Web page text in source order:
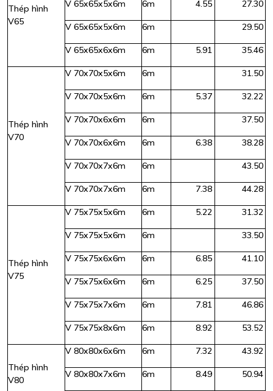
Thép hình
V65
V 65x65x5x6m 6m 4.55 27.30
V 65x65x5x6m 6m 29.50
V 65x65x6x6m 6m 5.91 35.46
Thép hình
V70
V 70x70x5x6m 6m 31.50
V 70x70x5x6m 6m 5.37 32.22
V 70x70x6x6m 6m 37.50
V 70x70x6x6m 6m 6.38 38.28
V 70x70x7x6m 6m 43.50
V 70x70x7x6m 6m 7.38 44.28
Thép hình
V75
V 75x75x5x6m 6m 5.22 31.32
V 75x75x5x6m 6m 33.50
V 75x75x6x6m 6m 6.85 41.10
V 75x75x6x6m 6m 6.25 37.50
V 75x75x7x6m 6m 7.81 46.86
V 75x75x8x6m 6m 8.92 53.52
Thép hình
V80
V 80x80x6x6m 6m 7.32 43.92
V 80x80x7x6m 6m 8.49 50.94